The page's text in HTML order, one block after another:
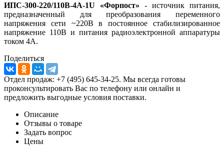
ИПС-300-220/110В-4А-1U «Форпост» - источник питания,
предназначенный для преобразования переменного
напряжения сети ~220В в постоянное стабилизированное
напряжение 110В и питания радиоэлектронной аппаратуры
током 4А.
Поделиться
Отдел продаж: +7 (495) 645-34-25. Мы всегда готовы
проконсультировать Вас по телефону или онлайн и
предложить выгодные условия поставки.
Описание
Отзывы о товаре
Задать вопрос
Цены